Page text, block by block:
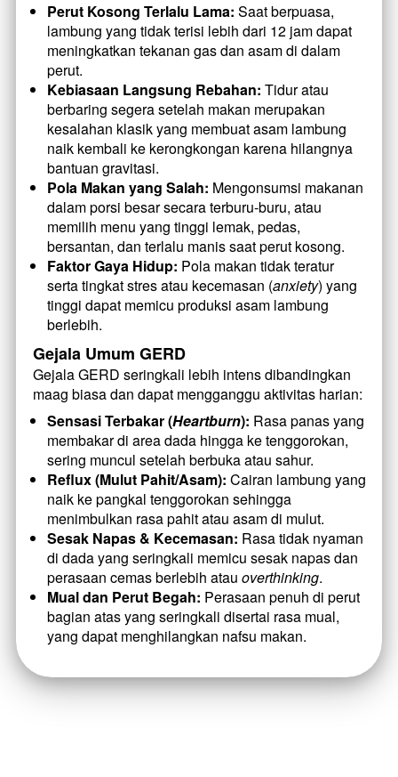
Perut Kosong Terlalu Lama: Saat berpuasa,
lambung yang tidak terisi lebih dari 12 jam dapat
meningkatkan tekanan gas dan asam di dalam
perut.
Kebiasaan Langsung Rebahan: Tidur atau
berbaring segera setelah makan merupakan
kesalahan klasik yang membuat asam lambung
naik kembali ke kerongkongan karena hilangnya
bantuan gravitasi.
Pola Makan yang Salah: Mengonsumsi makanan
dalam porsi besar secara terburu-buru, atau
memilih menu yang tinggi lemak, pedas,
bersantan, dan terlalu manis saat perut kosong.
Faktor Gaya Hidup: Pola makan tidak teratur
serta tingkat stres atau kecemasan (anxiety) yang
tinggi dapat memicu produksi asam lambung
berlebih.
Gejala Umum GERD
Gejala GERD seringkali lebih intens dibandingkan
maag biasa dan dapat mengganggu aktivitas harian:
Sensasi Terbakar (Heartburn): Rasa panas yang
membakar di area dada hingga ke tenggorokan,
sering muncul setelah berbuka atau sahur.
Reflux (Mulut Pahit/Asam): Cairan lambung yang
naik ke pangkal tenggorokan sehingga
menimbulkan rasa pahit atau asam di mulut.
Sesak Napas & Kecemasan: Rasa tidak nyaman
di dada yang seringkali memicu sesak napas dan
perasaan cemas berlebih atau overthinking.
Mual dan Perut Begah: Perasaan penuh di perut
bagian atas yang seringkali disertai rasa mual,
yang dapat menghilangkan nafsu makan.